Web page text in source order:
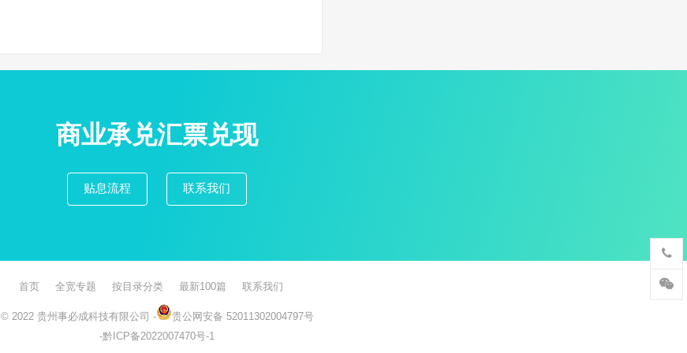
商业承兑汇票兑现
贴息流程 联系我们
首页 全宽专题 按目录分类 最新100篇 联系我们
© 2022 贵州事必成科技有限公司 -
贵公网安备 52011302004797号
-黔ICP备2022007470号-1